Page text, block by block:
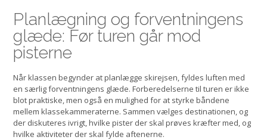
Planlægning og forventningens
glæde: Før turen går mod
pisterne
Når klassen begynder at planlægge skirejsen, fyldes luften med
en særlig forventningens glæde. Forberedelserne til turen er ikke
blot praktiske, men også en mulighed for at styrke båndene
mellem klassekammeraterne. Sammen vælges destinationen, og
der diskuteres ivrigt, hvilke pister der skal prøves kræfter med, og
hvilke aktiviteter der skal fylde aftenerne.